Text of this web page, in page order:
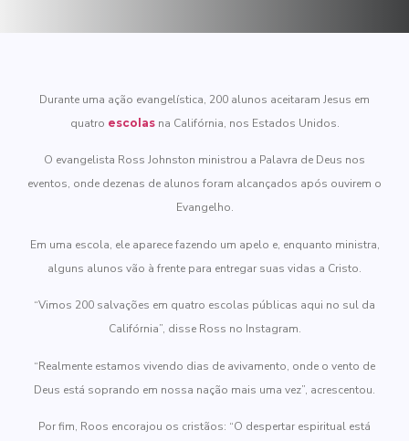
Durante uma ação evangelística, 200 alunos aceitaram Jesus em
quatro escolas na Califórnia, nos Estados Unidos.
O evangelista Ross Johnston ministrou a Palavra de Deus nos
eventos, onde dezenas de alunos foram alcançados após ouvirem o
Evangelho.
Em uma escola, ele aparece fazendo um apelo e, enquanto ministra,
alguns alunos vão à frente para entregar suas vidas a Cristo.
“Vimos 200 salvações em quatro escolas públicas aqui no sul da
Califórnia”, disse Ross no Instagram.
“Realmente estamos vivendo dias de avivamento, onde o vento de
Deus está soprando em nossa nação mais uma vez”, acrescentou.
Por fim, Roos encorajou os cristãos: “O despertar espiritual está